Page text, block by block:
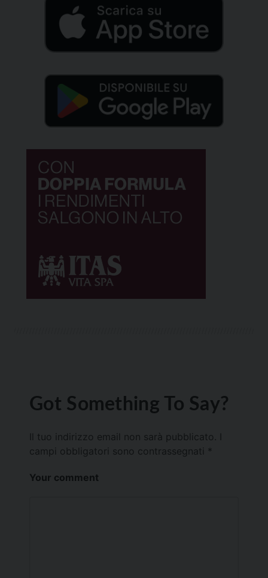
Got Something To Say?
Il tuo indirizzo email non sarà pubblicato.
campi obbligatori sono contrassegnati *
Your comment